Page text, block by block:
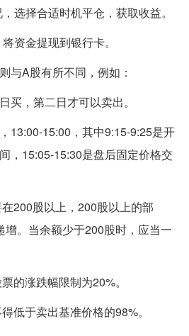
选择合适时机平仓，获取收益。
资金提现到银行卡。
与A股有所不同，例如：
买，第二日才可以卖出。
13:00-15:00，其中9:15-9:25是开
，15:05-15:30是盘后固定价格交
200股以上，200股以上的部
。当余额少于200股时，应当一
的涨跌幅限制为20%。
低于卖出基准价格的98%。